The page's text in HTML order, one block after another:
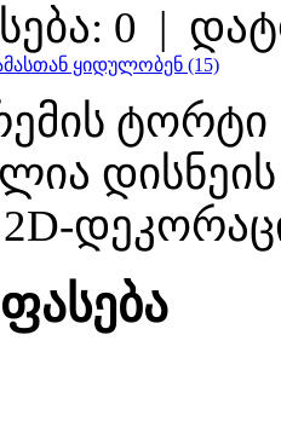
0 |
ყიდულობენ (15)
2D-